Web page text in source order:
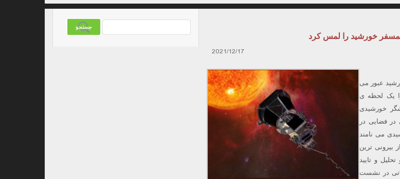
خورشید را لمس کرد
2021/12/17
عبور می
یک لحظه ی
خورشیدی
فضایی در
می نامند
بیرونی ترین
و تایید
در نشست